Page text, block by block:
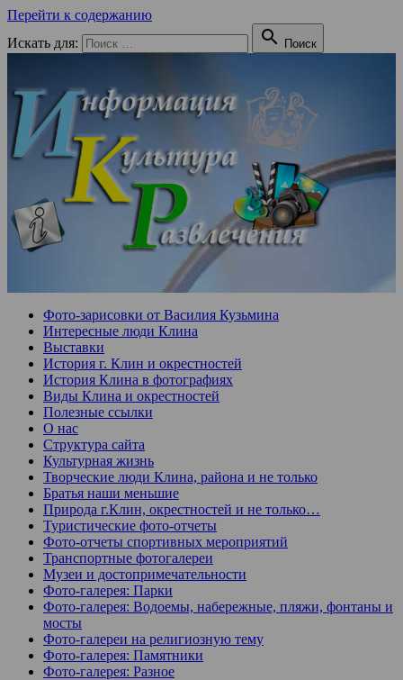
Перейти к содержанию
Искать для:
 Поиск
Фото-зарисовки от Василия Кузьмина
Интересные люди Клина
Выставки
История г. Клин и окрестностей
История Клина в фотографиях
Виды Клина и окрестностей
Полезные ссылки
О нас
Структура сайта
Культурная жизнь
Творческие люди Клина, района и не только
Братья наши меньшие
Природа г.Клин, окрестностей и не только…
Туристические фото-отчеты
Фото-отчеты спортивных мероприятий
Транспортные фотогалереи
Музеи и достопримечательности
Фото-галерея: Парки
Фото-галерея: Водоемы, набережные, пляжи, фонтаны и
мосты
Фото-галереи на религиозную тему
Фото-галерея: Памятники
Фото-галерея: Разное